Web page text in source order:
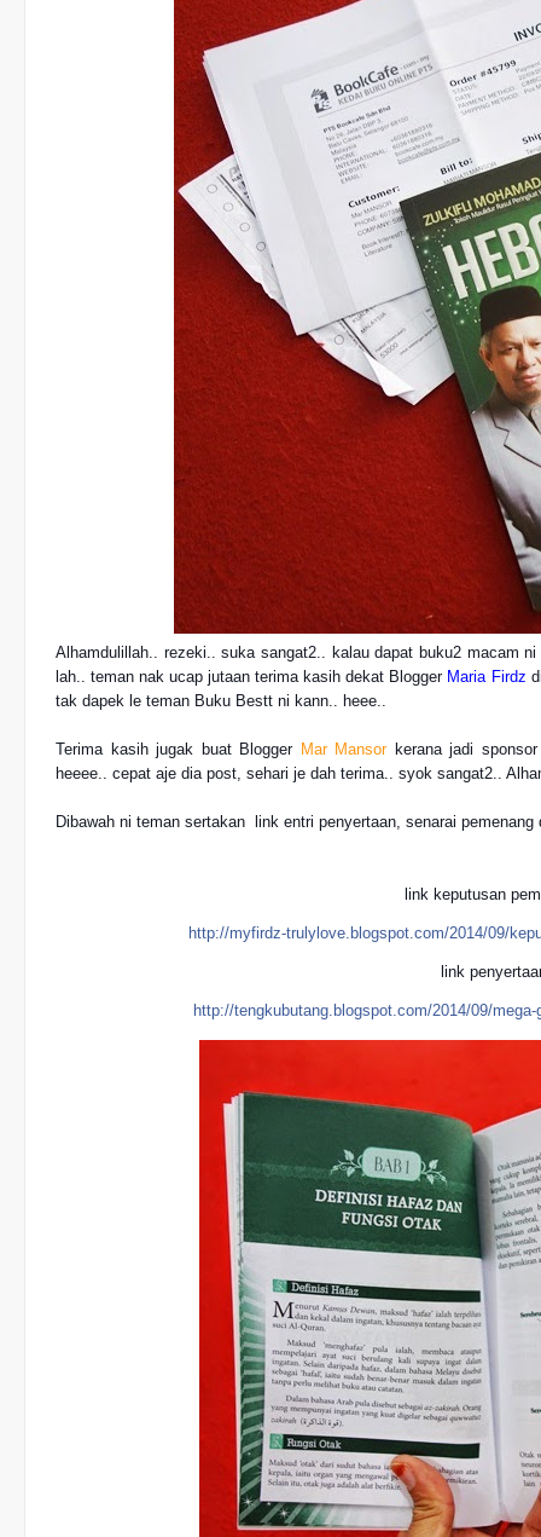
Alhamdulillah.. rezeki.. suka sangat2.. kalau dapat buku2 macam
lah.. teman nak ucap jutaan terima kasih dekat Blogger Maria Firdz
tak dapek le teman Buku Bestt ni kann.. heee..
Terima kasih jugak buat Blogger Mar Mansor kerana jadi sponsor
heeee.. cepat aje dia post, sehari je dah terima.. syok sangat2..
Dibawah ni teman sertakan  link entri penyertaan, senarai
link keputusan
http://myfirdz-trulylove.blogspot.com/2014/09/
link
http://tengkubutang.blogspot.com/2014/09/